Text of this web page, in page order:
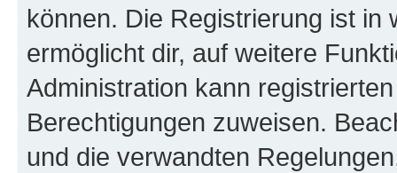
können. Die Registrierung ist in
ermöglicht dir, auf weitere
Administration kann
Berechtigungen zuweisen.
und die verwandten